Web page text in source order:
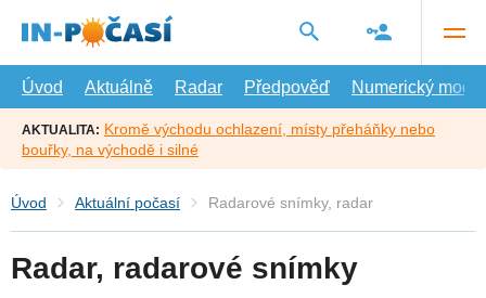
hlavní
Úvod
Aktuálně Radar Předpověď Numerický model
AKTUALITA: Kromě východu ochlazení, místy přeháňky nebo
bouřky, na východě i silné
Úvod Aktuální počasí Radarové snímky, radar
Radar, radarové snímky